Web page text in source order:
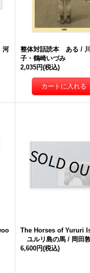
河
整体対話読本 ある /
子・鶴崎いづみ
2,035円(税込)
The Horses of Yururi
ユルリ島の馬 / 岡田
6,600円(税込)